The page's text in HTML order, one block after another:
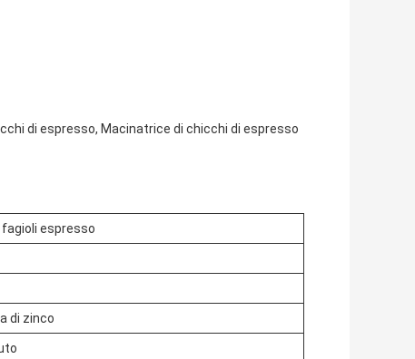
di espresso, Macinatrice di chicchi di espresso
espresso
di zinco